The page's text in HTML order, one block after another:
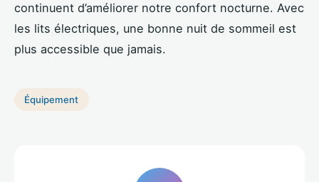
continuent d’améliorer notre confort nocturne. Avec
les lits électriques, une bonne nuit de sommeil est
plus accessible que jamais.
Équipement